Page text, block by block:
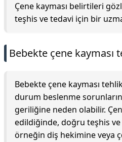
Çene kayması belirtileri
teşhis ve tedavi için bir
Bebekte çene kayması
Bebekte çene kayması
durum beslenme
geriliğine neden olabilir.
edildiğinde, doğru teşhis
örneğin diş hekimine veya